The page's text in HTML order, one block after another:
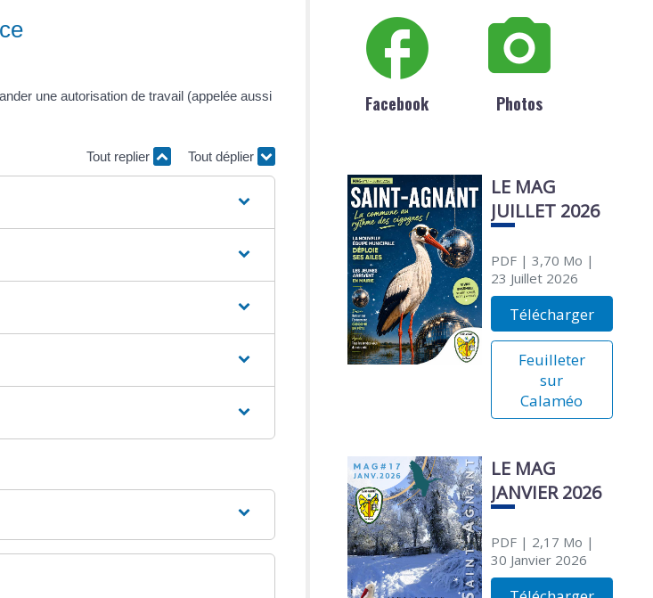
une autorisation de travail (appelée aussi
Tout replier Tout déplier
Facebook Photos
LE MAG
JUILLET 2026
PDF| 3,70 Mo |
23 Juillet 2026
Télécharger
Feuilleter
sur
Calaméo
LE MAG
JANVIER 2026
PDF| 2,17 Mo |
30 Janvier 2026